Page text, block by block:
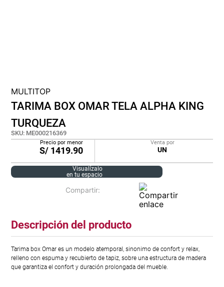
MULTITOP
TARIMA BOX OMAR TELA ALPHA KING
TURQUEZA
SKU: ME000216369
Precio por menor
S/ 1419.90
Venta por
UN
Visualízalo
en tu espacio
Descripción del producto
Tarima box Omar es un modelo atemporal, sinonimo de confort y relax,
relleno con espuma y recubierto de tapiz, sobre una estructura de madera
que garantiza el confort y duración prolongada del mueble.